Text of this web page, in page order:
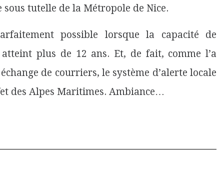
tutelle de la Métropole de Nice.
possible lorsque la capacité de
atteint plus de 12 ans. Et, de fait, comme l’a
de courriers, le système d’alerte locale
des Alpes Maritimes. Ambiance…